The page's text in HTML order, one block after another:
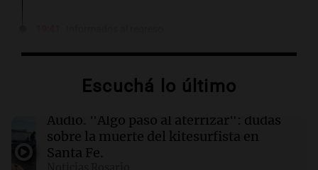
anticipa el dato nacional
El juez Amarante considera "ficción judicial"
el traslado de la causa AFA a Campana
Escuchá lo último
Audio. "Algo pasó al aterrizar": dudas
sobre la muerte del kitesurfista en
Santa Fe.